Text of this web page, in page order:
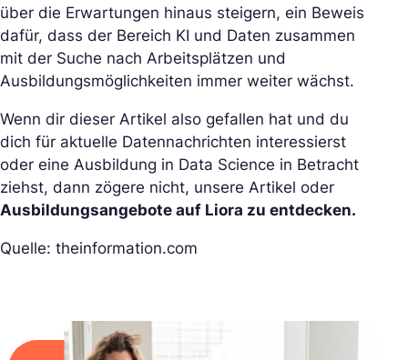
über die Erwartungen hinaus steigern, ein Beweis
dafür, dass der Bereich KI und Daten zusammen
mit der Suche nach Arbeitsplätzen und
Ausbildungsmöglichkeiten immer weiter wächst.
Wenn dir dieser Artikel also gefallen hat und du
dich für aktuelle Datennachrichten interessierst
oder eine Ausbildung in Data Science in Betracht
ziehst, dann zögere nicht, unsere Artikel oder
Ausbildungsangebote auf Liora zu entdecken.
Quelle: theinformation.com